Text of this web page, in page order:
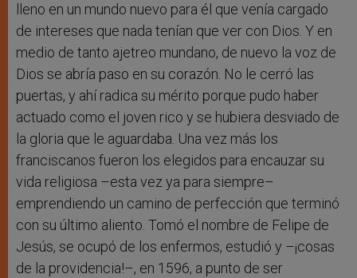
lleno en un mundo nuevo para él que venía cargado
de intereses que nada tenían que ver con Dios. Y en
medio de tanto ajetreo mundano, de nuevo la voz de
Dios se abría paso en su corazón. No le cerró las
puertas, y ahí radica su mérito porque pudo haber
actuado como el joven rico y se hubiera desviado de
la gloria que le aguardaba. Una vez más los
franciscanos fueron los elegidos para encauzar su
vida religiosa –esta vez ya para siempre–
emprendiendo un camino de perfección que terminó
con su último aliento. Tomó el nombre de Felipe de
Jesús, se ocupó de los enfermos, estudió y –¡cosas
de la providencia!–, en 1596, a punto de ser